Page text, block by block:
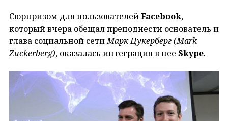
Сюрпризом для пользователейFacebook,
который вчера обещал преподнести основатель и
глава социальной сетиМарк Цукерберг (Mark
Zuckerberg), оказалась интеграция в нее Skype.